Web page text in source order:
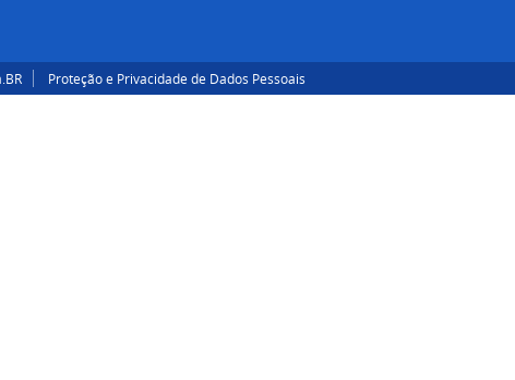
Proteção e Privacidade de Dados Pessoais